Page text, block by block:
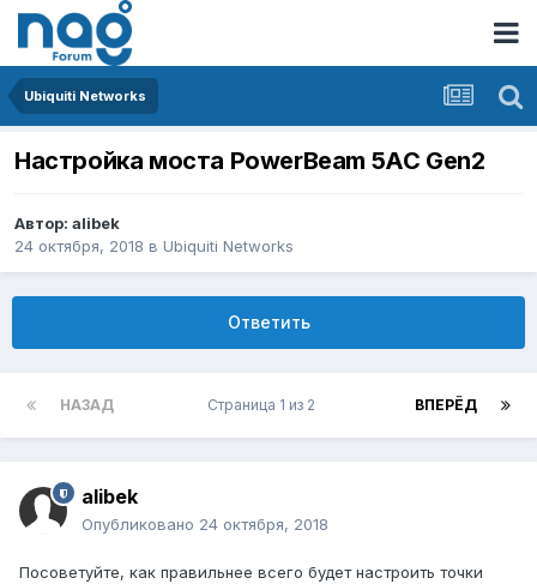
Ubiquiti Networks
Настройка моста PowerBeam 5AC Gen2
Автор: alibek
24 октября, 2018 в Ubiquiti Networks
Ответить
НАЗАД ВПЕРЁД
Страница 1 из 2
alibek
Опубликовано 24 октября, 2018
Посоветуйте, как правильнее всего будет настроить точки